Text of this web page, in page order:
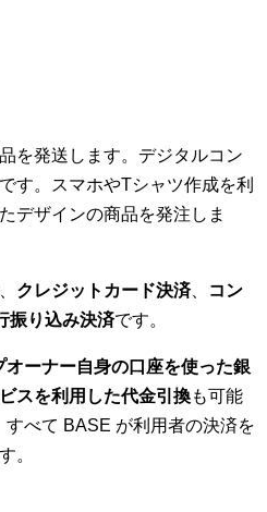
を発送します。デジタルコン
す。スマホやTシャツ作成を利
デザインの商品を発注しま
クレジットカード決済、
コン
振り込み決済です。
オーナー自身の口座を使った銀
スを利用した代金引換も可能
べて BASE が利用者の決済を
。